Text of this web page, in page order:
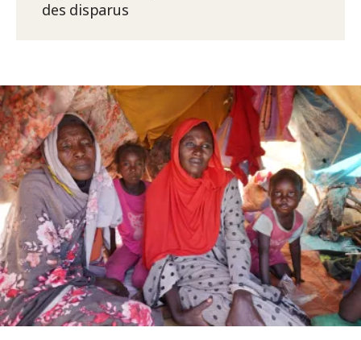
des disparus